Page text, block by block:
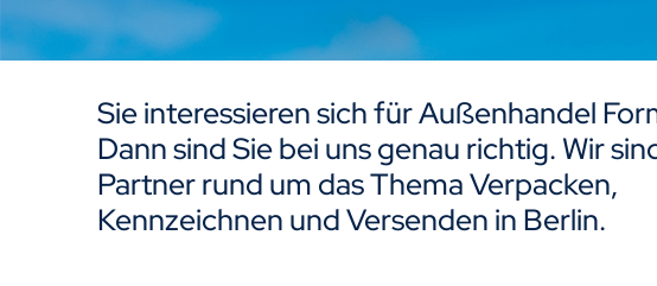
Sie interessieren sich für Außenhandel
Dann sind Sie bei uns genau richtig. Wir
Partner rund um das Thema Verpacken,
Kennzeichnen und Versenden in Berlin.